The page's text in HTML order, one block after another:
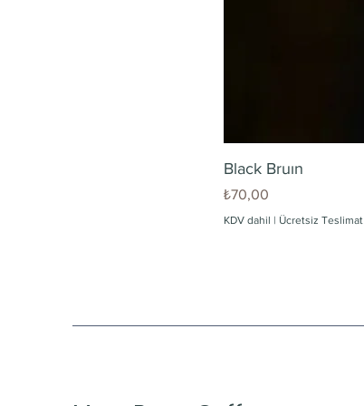
Black Bruın
Fiyat
₺70,00
KDV dahil | Ücretsiz Teslimat